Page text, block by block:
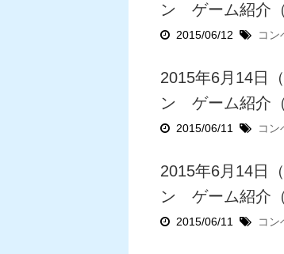
ン ゲーム紹介（
2015/06/12 コン
2015年6月14日
ン ゲーム紹介（
2015/06/11 コン
2015年6月14日
ン ゲーム紹介（
2015/06/11 コン